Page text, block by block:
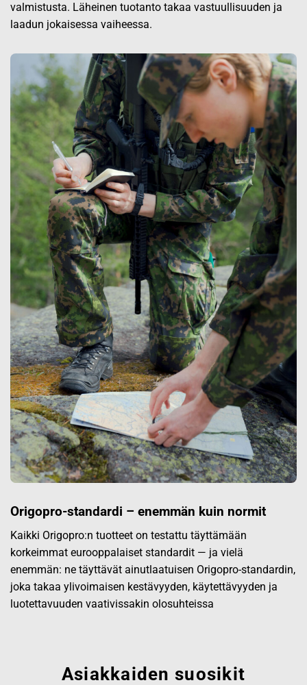
valmistusta. Läheinen tuotanto takaa vastuullisuuden ja
laadun jokaisessa vaiheessa.
Origopro-standardi – enemmän kuin normit
Kaikki Origopro:n tuotteet on testattu täyttämään
korkeimmat eurooppalaiset standardit — ja vielä
enemmän: ne täyttävät ainutlaatuisen Origopro-standardin,
joka takaa ylivoimaisen kestävyyden, käytettävyyden ja
luotettavuuden vaativissakin olosuhteissa
Asiakkaiden suosikit